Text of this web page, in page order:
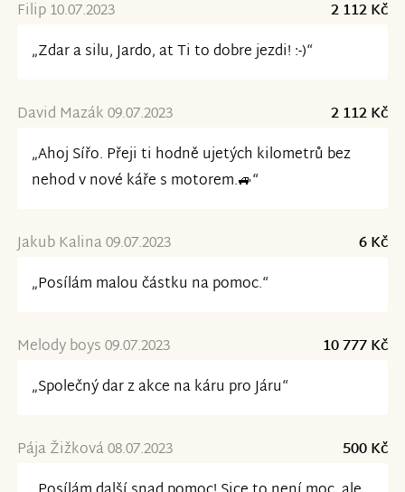
Filip 10.07.2023
2 112 Kč
„Zdar a silu, Jardo, at Ti to dobre jezdi! :-)“
David Mazák 09.07.2023
2 112 Kč
„Ahoj Sířo. Přeji ti hodně ujetých kilometrů bez
nehod v nové káře s motorem.🚙“
Jakub Kalina 09.07.2023
6 Kč
„Posílám malou částku na pomoc.“
Melody boys 09.07.2023
10 777 Kč
„Společný dar z akce na káru pro Járu“
Pája Žižková 08.07.2023
500 Kč